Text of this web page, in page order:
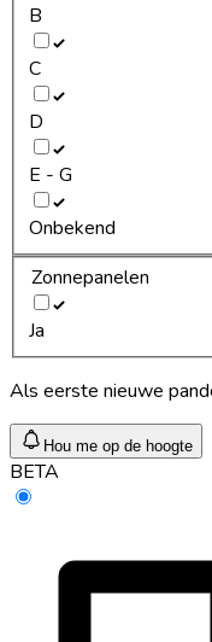
B
C
D
E - G
Onbekend
Zonnepanelen
Ja
Als eerste nieuwe
Hou me op de hoogte
BETA